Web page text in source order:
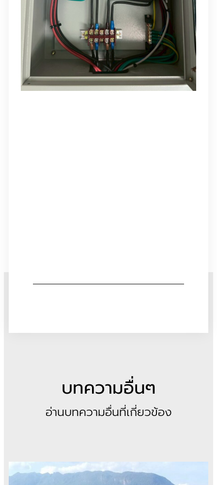
บทความอื่นๆ
อ่านบทความอื่นที่เกี่ยวข้อง